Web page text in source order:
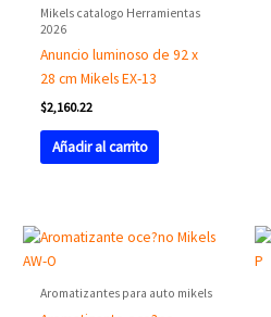
Mikels catalogo Herramientas
2026
Anuncio luminoso de 92 x
28 cm Mikels EX-13
$2,160.22
Añadir al carrito
Aromatizantes para auto mikels